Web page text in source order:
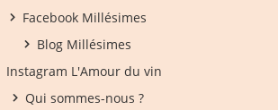
Facebook Millésimes
Blog Millésimes
Instagram L'Amour du vin
Qui sommes-nous ?